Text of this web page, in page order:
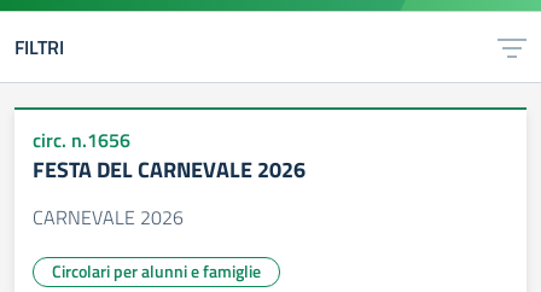
FILTRI
circ. n.1656
FESTA DEL CARNEVALE 2026
CARNEVALE 2026
Circolari per alunni e famiglie